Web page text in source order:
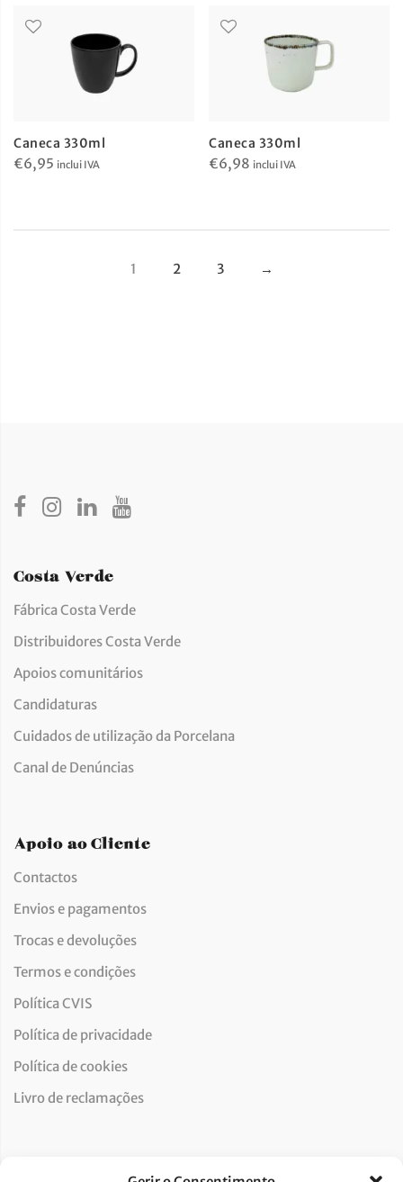
through
€7,63
Caneca 330ml
€6,95 inclui IVA
Caneca 330ml
€6,98 inclui IVA
1 2 3 →
Costa Verde
Fábrica Costa Verde
Distribuidores Costa Verde
Apoios comunitários
Candidaturas
Cuidados de utilização da Porcelana
Canal de Denúncias
Apoio ao Cliente
Contactos
Envios e pagamentos
Trocas e devoluções
Termos e condições
Política CVIS
Política de privacidade
Política de cookies
Livro de reclamações